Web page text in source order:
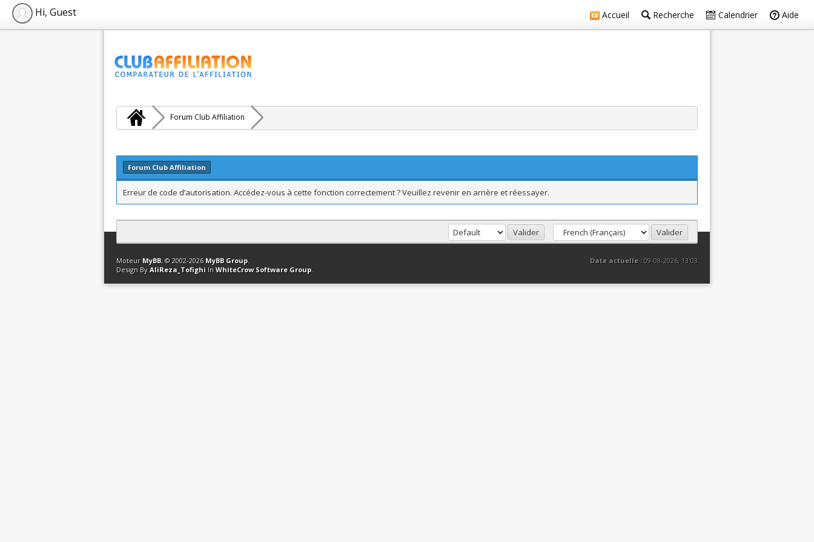
Accueil Recherche Calendrier Aide
Hi, Guest
Forum Club Affiliation
Forum Club Affiliation
Erreur de code d’autorisation. Accédez-vous à cette fonction correctement ? Veuillez revenir en arrière et réessayer.
Contact Club Affiliation Retourner en haut Version bas-débit (Archivé) Syndication RSS
Date actuelle :09-08-2026, 13:03
Moteur MyBB, © 2002-2026 MyBB Group.
Design By AliReza_Tofighi In WhiteCrow Software Group.